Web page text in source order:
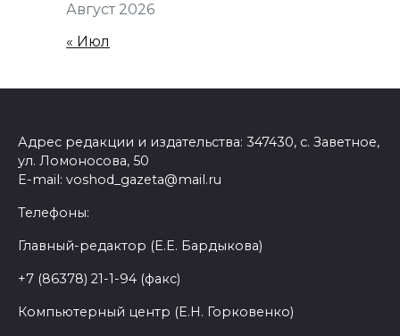
Август 2026
« Июл
Адрес редакции и издательства: 347430, с. Заветное,
ул. Ломоносова, 50
E-mail: voshod_gazeta@mail.ru
Телефоны:
Главный-редактор (Е.Е. Бардыкова)
+7 (86378) 21-1-94 (факс)
Компьютерный центр (Е.Н. Горковенко)